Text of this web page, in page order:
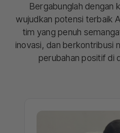
Bergabunglah dengan
wujudkan potensi terbaik
tim yang penuh
inovasi, dan berkontribusi
perubahan positif di